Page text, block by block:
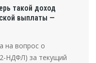
такой доход
выплаты —
на вопрос о
НДФЛ) за текущий